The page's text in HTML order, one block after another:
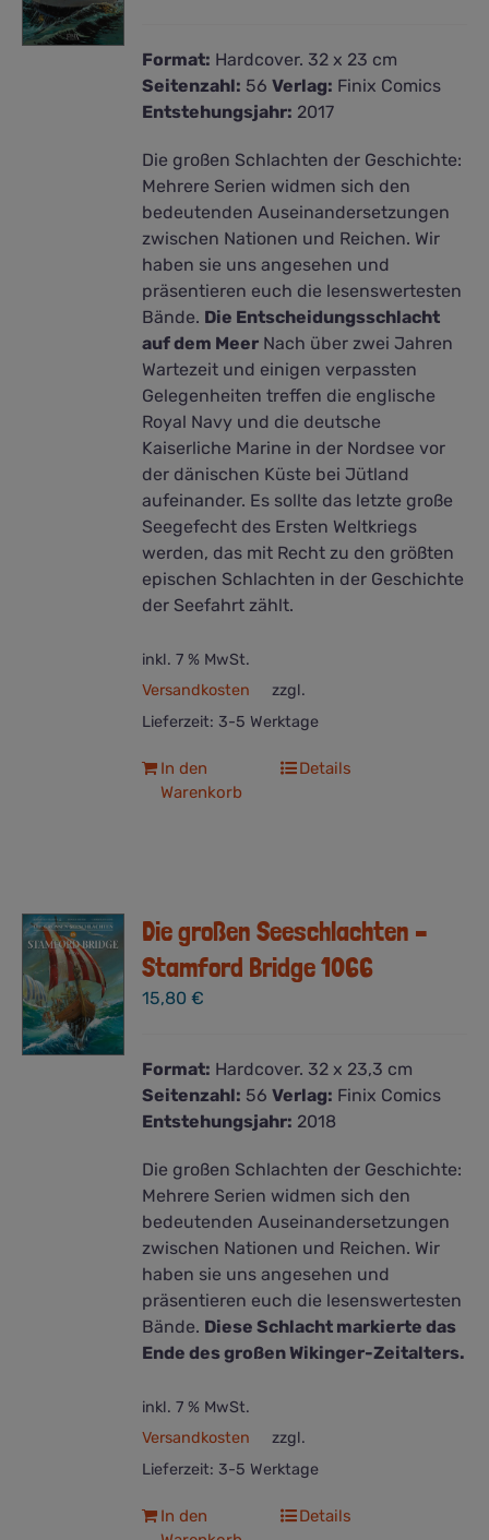
Format: Hardcover. 32 x 23 cm
Seitenzahl: 56Verlag: Finix Comics
Entstehungsjahr: 2017
Die großen Schlachten der Geschichte:
Mehrere Serien widmen sich den
bedeutenden Auseinandersetzungen
zwischen Nationen und Reichen. Wir
haben sie uns angesehen und
präsentieren euch die lesenswertesten
Bände. Die Entscheidungsschlacht
auf dem Meer Nach über zwei Jahren
Wartezeit und einigen verpassten
Gelegenheiten treffen die englische
Royal Navy und die deutsche
Kaiserliche Marine in der Nordsee vor
der dänischen Küste bei Jütland
aufeinander. Es sollte das letzte große
Seegefecht des Ersten Weltkriegs
werden, das mit Recht zu den größten
epischen Schlachten in der Geschichte
der Seefahrt zählt.
inkl. 7 % MwSt.
zzgl.
Versandkosten
Lieferzeit: 3-5 Werktage
In den
Warenkorb
Details
Die großen Seeschlachten –
Stamford Bridge 1066
15,80€
Format: Hardcover. 32 x 23,3 cm
Seitenzahl: 56Verlag: Finix Comics
Entstehungsjahr: 2018
Die großen Schlachten der Geschichte:
Mehrere Serien widmen sich den
bedeutenden Auseinandersetzungen
zwischen Nationen und Reichen. Wir
haben sie uns angesehen und
präsentieren euch die lesenswertesten
Bände. Diese Schlacht markierte das
Ende des großen Wikinger-Zeitalters.
inkl. 7 % MwSt.
zzgl.
Versandkosten
Lieferzeit: 3-5 Werktage
In den
Details